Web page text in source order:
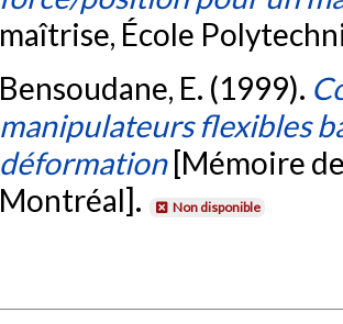
maîtrise, École
Bensoudane, E. (1999).
manipulateurs flexibles
déformation [Mémoire
Montréal].
Non disponible